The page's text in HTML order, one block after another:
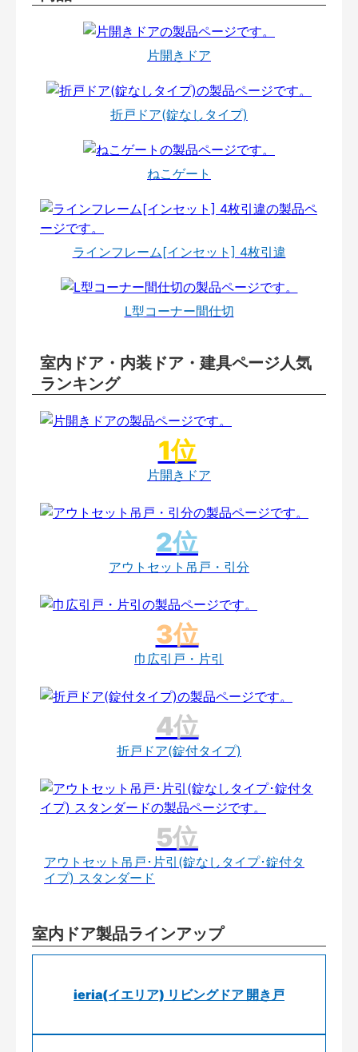
片開きドア
折戸ドア(錠なしタイプ)
ねこゲート
ラインフレーム[インセット] 4枚引違
L型コーナー間仕切
室内ドア・内装ドア・建具ページ人気
ランキング
片開きドア
アウトセット吊戸・引分
巾広引戸・片引
折戸ドア(錠付タイプ)
アウトセット吊戸･片引(錠なしタイプ･錠付タ
イプ) スタンダード
室内ドア製品ラインアップ
ieria(イエリア) リビングドア 開き戸